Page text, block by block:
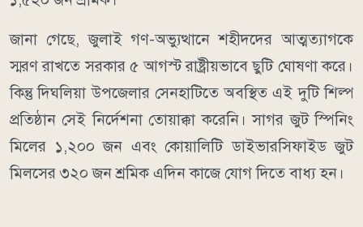
জানা গেছে, জুলাই গণ-অভ্যুত্থানে শহীদদের আত্মত্যাগকে
স্মরণ রাখতে সরকার ৫ আগস্ট রাষ্ট্রীয়ভাবে ছুটি ঘোষণা করে।
কিন্তু দিঘলিয়া উপজেলার সেনহাটিতে অবস্থিত এই দুটি শিল্প
প্রতিষ্ঠান সেই নির্দেশনা তোয়াক্কা করেনি। সাগর জুট স্পিনিং
মিলের ১,২০০ জন এবং কোয়ালিটি ডাইভারসিফাইড জুট
মিলসের ৩২০ জন শ্রমিক এদিন কাজে যোগ দিতে বাধ্য হন।